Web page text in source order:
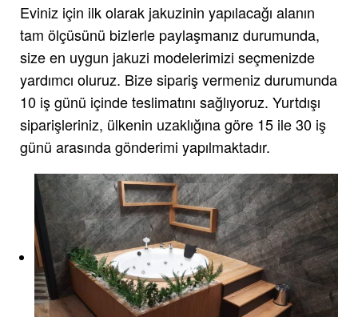
Eviniz için ilk olarak jakuzinin yapılacağı alanın
tam ölçüsünü bizlerle paylaşmanız durumunda,
size en uygun jakuzi modelerimizi seçmenizde
yardımcı oluruz. Bize sipariş vermeniz durumunda
10 iş günü içinde teslimatını sağlıyoruz. Yurtdışı
siparişleriniz, ülkenin uzaklığına göre 15 ile 30 iş
günü arasında gönderimi yapılmaktadır.